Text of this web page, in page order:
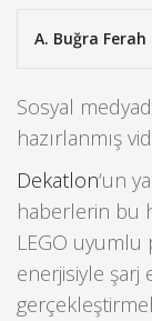
A. Buğra Ferah
Sosyal
hazırlanmış
Dekatlon‘un
haberlerin bu
LEGO uyumlu
enerjisiyle şarj